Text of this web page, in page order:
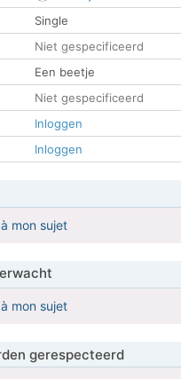
Single
Niet gespecificeerd
Een beetje
Niet gespecificeerd
Inloggen
Inloggen
mon sujet
mon sujet
gerespecteerd